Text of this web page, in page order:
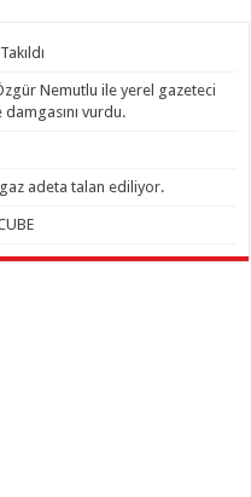
Nemutlu ile yerel gazeteci
vurdu.
adeta talan ediliyor.